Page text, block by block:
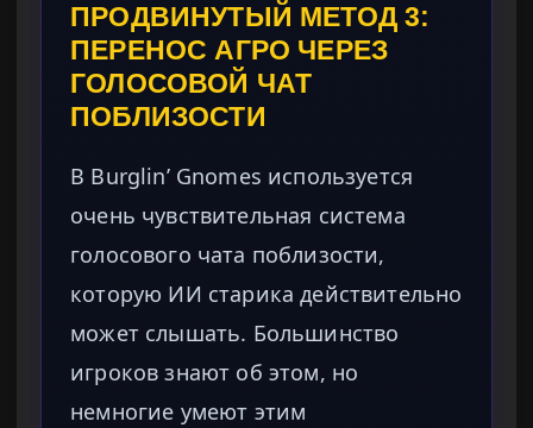
ПРОДВИНУТЫЙ МЕТОД 3:
ПЕРЕНОС АГРО ЧЕРЕЗ
ГОЛОСОВОЙ ЧАТ
ПОБЛИЗОСТИ
В Burglin’ Gnomes используется
очень чувствительная система
голосового чата поблизости,
которую ИИ старика действительно
может слышать. Большинство
игроков знают об этом, но
немногие умеют этим